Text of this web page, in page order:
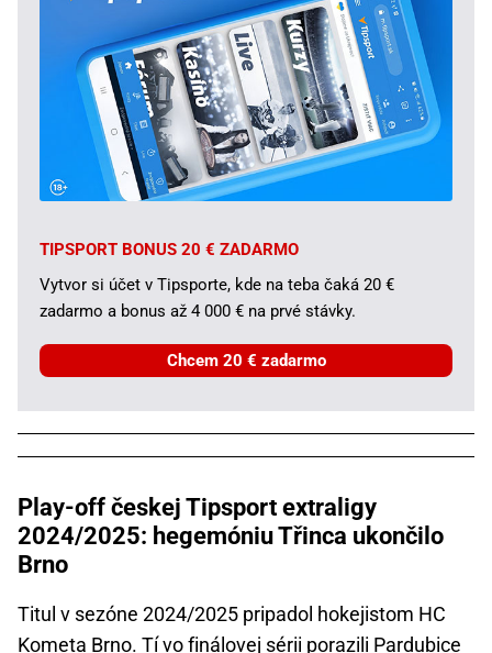
TIPSPORT BONUS 20 € ZADARMO
Vytvor si účet v Tipsporte, kde na teba čaká 20 €
zadarmo a bonus až 4 000 € na prvé stávky.
Chcem 20 € zadarmo
Play-off českej Tipsport extraligy
2024/2025: hegemóniu Třinca ukončilo
Brno
Titul v sezóne 2024/2025 pripadol hokejistom HC
Kometa Brno. Tí vo finálovej sérii porazili Pardubice